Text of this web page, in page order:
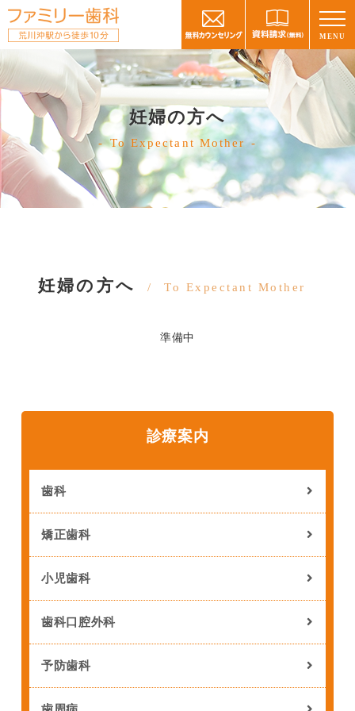
MENU
妊婦の方へ
To Expectant Mother
妊婦の方へ To Expectant Mother
準備中
診療案内
歯科
矯正歯科
小児歯科
歯科口腔外科
予防歯科